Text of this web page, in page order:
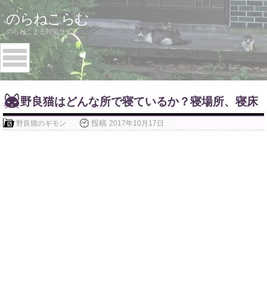
Skip
to
content
のらねこらむ
のらねこまる対策サイト
野良猫はどんな所で寝ているか？寝場所、寝床
野良猫のギモン 投稿 2017年10月17日